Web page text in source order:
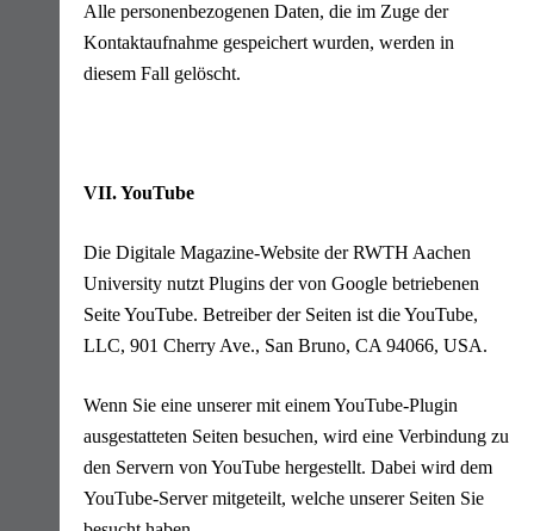
Alle personenbezogenen Daten, die im Zuge der
Kontaktaufnahme gespeichert wurden, werden in
diesem Fall gelöscht.
VII. YouTube
Die Digitale Magazine-Website der RWTH Aachen
University nutzt Plugins der von Google betriebenen
Seite YouTube. Betreiber der Seiten ist die YouTube,
LLC, 901 Cherry Ave., San Bruno, CA 94066, USA.
Wenn Sie eine unserer mit einem YouTube-Plugin
ausgestatteten Seiten besuchen, wird eine Verbindung zu
den Servern von YouTube hergestellt. Dabei wird dem
YouTube-Server mitgeteilt, welche unserer Seiten Sie